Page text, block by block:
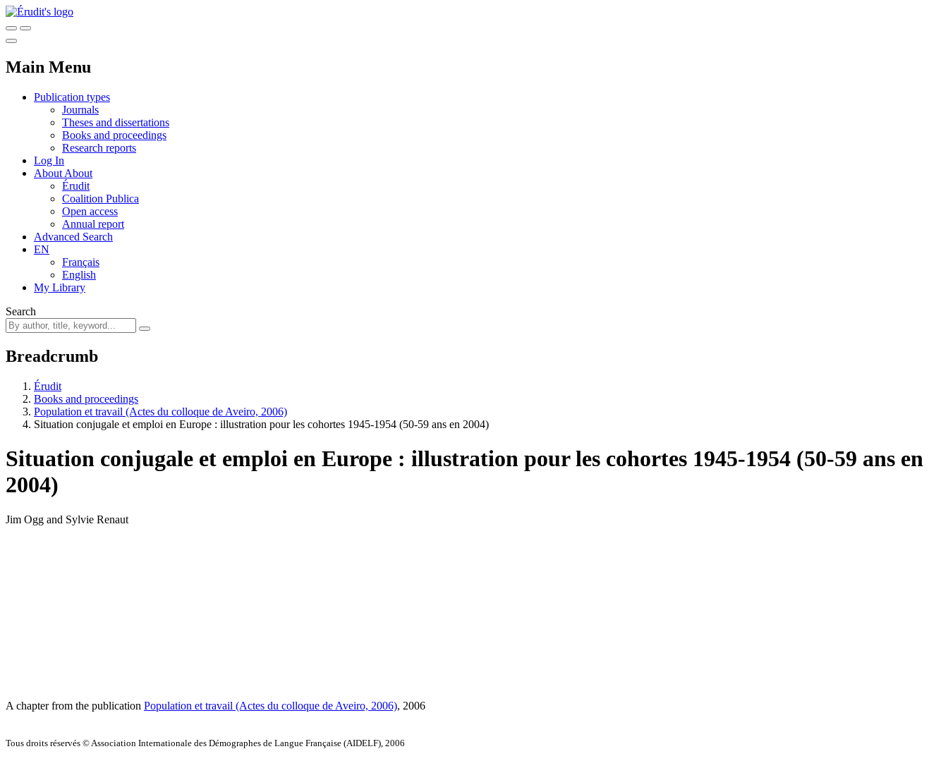
Main Menu
Publication types
Journals
Theses and dissertations
Books and proceedings
Research reports
Log In
About About
Érudit
Coalition Publica
Open access
Annual report
Advanced Search
EN
Français
English
My Library
Search
Breadcrumb
Érudit
Books and proceedings
Population et travail (Actes du colloque de Aveiro, 2006)
Situation conjugale et emploi en Europe : illustration pour les cohortes 1945-1954 (50-59 ans en 2004)
Situation conjugale et emploi en Europe : illustration pour les cohortes 1945-1954 (50-59 ans en
2004)
Jim Ogg and Sylvie Renaut
A chapter from the publication Population et travail (Actes du colloque de Aveiro, 2006), 2006
Tous droits réservés © Association Internationale des Démographes de Langue Française (AIDELF), 2006